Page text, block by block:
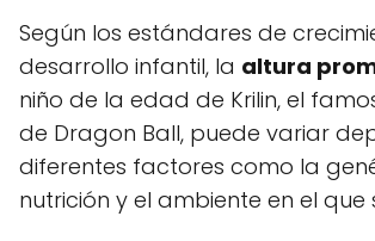
Según los estándares de
desarrollo infantil, la altura
niño de la edad de Krilin, el
de Dragon Ball, puede variar
diferentes factores como la
nutrición y el ambiente en el que